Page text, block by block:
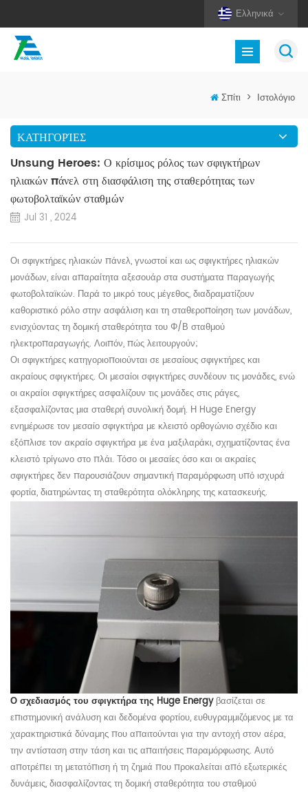
Ελληνικά
Σπίτι > Ιστολόγιο
ΚΑΤΗΓΟΡΊΕΣ
Unsung Heroes: Ο κρίσιμος ρόλος των σφιγκτήρων
ηλιακών πάνελ στη διασφάλιση της σταθερότητας των
φωτοβολταϊκών σταθμών
Jul 31 , 2024
Οι σφιγκτήρες ηλιακών πάνελ, γνωστοί και ως σφιγκτήρες ηλιακών
μονάδων, είναι απαραίτητα αξεσουάρ στα συστήματα παραγωγής
φωτοβολταϊκών. Παρά το μικρό τους μέγεθος, διαδραματίζουν
καθοριστικό ρόλο στην ασφάλιση και τη σταθεροποίηση των μονάδων,
ενισχύοντας τη δομική σταθερότητα του Φ/Β σταθμού
ηλεκτροπαραγωγής. Λοιπόν, πώς λειτουργούν;
Οι σφιγκτήρες κατηγοριοποιούνται σε μεσαίους σφιγκτήρες και
ακραίους σφιγκτήρες. Οι μεσαίοι σφιγκτήρες συνδέουν τις μονάδες, ενώ
οι ακραίοι σφιγκτήρες ασφαλίζουν τις μονάδες στις ράγες,
εξασφαλίζοντας μια σταθερή συνολική δομή. Η Huge Energy
ενημέρωσε τον μεσαίο σφιγκτήρα με κλειστό ορθογώνιο σχέδιο και
εξόπλισε τον ακραίο σφιγκτήρα με ένα μαξιλαράκι, σχηματίζοντας ένα
κλειστό τρίγωνο στο πλάι. Τόσο οι μεσαίες όσο και οι ακραίες
σφιγκτήρες δεν παρουσιάζουν σημαντική παραμόρφωση υπό ισχυρά
φορτία, διατηρώντας τη σταθερότητα ολόκληρης της κατασκευής.
Ο σχεδιασμός του σφιγκτήρα της Huge Energyβασίζεται σε
επιστημονική ανάλυση και δεδομένα φορτίου, ευθυγραμμιζόμενος με τα
χαρακτηριστικά δύναμης που απαιτούνται για την αντοχή στον αέρα,
την αντίσταση στην τάση και τις απαιτήσεις παραμόρφωσης. Αυτό
αποτρέπει τη μετατόπιση ή τη ζημιά που προκαλείται από εξωτερικές
δυνάμεις, διασφαλίζοντας τη δομική σταθερότητα του σταθμού